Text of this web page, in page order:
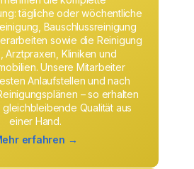
tägliche oder wöchentliche
Bauschlussreinigung
sowie die Reinigung
Arztpraxen, Kliniken und
Unsere Mitarbeiter
Anlaufstellen und nach
– so erhalten
Qualität aus
einer Hand.
erfahren →